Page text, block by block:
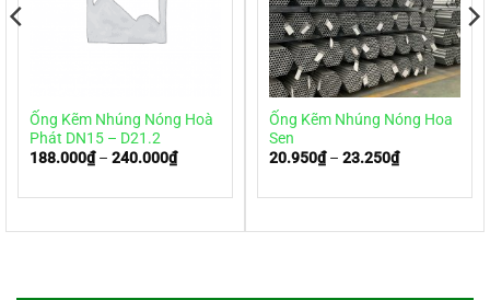
Ống Kẽm Nhúng Nóng Hoà
Phát DN15 – D21.2
188.000₫ – 240.000₫Khoảng
giá:
188.000₫
240.000₫
Ống Kẽm Nhúng Nóng Hoa
Sen
20.950₫ – 23.250₫Khoảng
giá:
20.950₫
23.250₫